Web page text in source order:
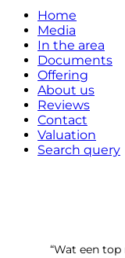
Home
Media
In the area
Documents
Offering
About us
Reviews
Contact
Valuation
Search query
“Wat een